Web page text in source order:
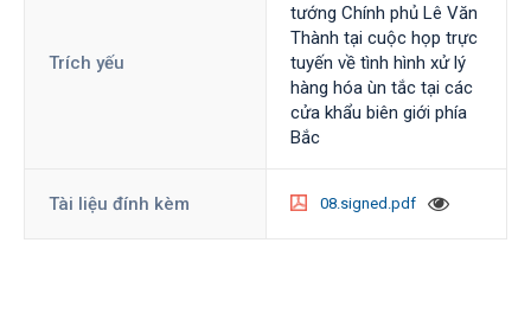
Trích yếu
tướng Chính phủ Lê Văn
Thành tại cuộc họp trực
tuyến về tình hình xử lý
hàng hóa ùn tắc tại các
cửa khẩu biên giới phía
Bắc
Tài liệu đính kèm 08.signed.pdf